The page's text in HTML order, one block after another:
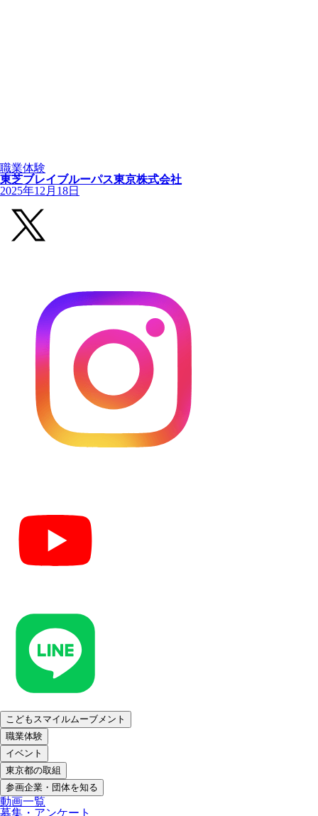
職業体験
東芝ブレイブルーパス東京株式会社
2025年12月18日
こどもスマイルムーブメント
職業体験
イベント
東京都の取組
参画企業・団体を知る
動画一覧
募集・アンケート